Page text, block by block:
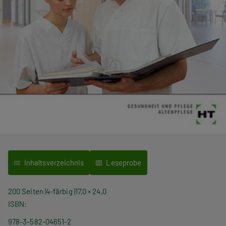
Inhaltsverzeichnis Leseprobe
200 Seiten 4-färbig 17,0 × 24,0
ISBN
978-3-582-04651-2